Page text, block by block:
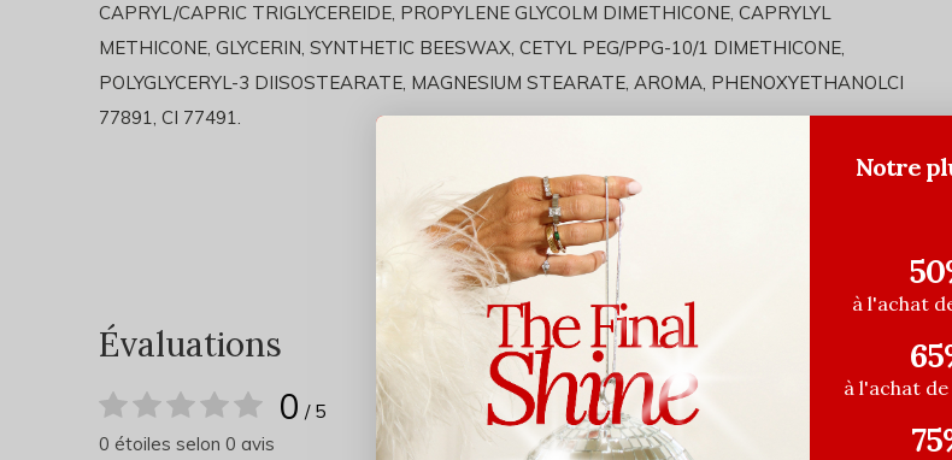
CAPRYL/CAPRIC TRIGLYCEREIDE, PROPYLENE GLYCOLM DIMETHICONE, CAPRYLYL
METHICONE, GLYCERIN, SYNTHETIC BEESWAX, CETYL PEG/PPG-10/1 DIMETHICONE,
POLYGLYCERYL-3 DIISOSTEARATE, MAGNESIUM STEARATE, AROMA, PHENOXYETHANOLCI
77891, CI 77491.
Évaluations
0 / 5
0 étoiles selon 0 avis
Notre
à l'achat
à l'achat